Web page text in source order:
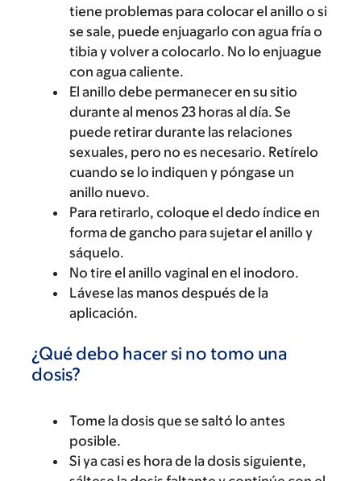
tiene problemas para colocar el anillo o si
se sale, puede enjuagarlo con agua fría o
tibia y volver a colocarlo. No lo enjuague
con agua caliente.
El anillo debe permanecer en su sitio
durante al menos 23 horas al día. Se
puede retirar durante las relaciones
sexuales, pero no es necesario. Retírelo
cuando se lo indiquen y póngase un
anillo nuevo.
Para retirarlo, coloque el dedo índice en
forma de gancho para sujetar el anillo y
sáquelo.
No tire el anillo vaginal en el inodoro.
Lávese las manos después de la
aplicación.
¿Qué debo hacer si no tomo una
dosis?
Tome la dosis que se saltó lo antes
posible.
Si ya casi es hora de la dosis siguiente,